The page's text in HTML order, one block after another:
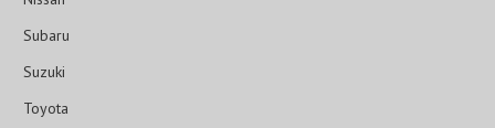
Subaru
Suzuki
Toyota